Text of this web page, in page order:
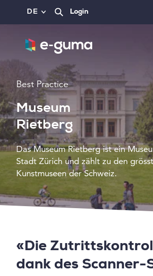
DE Login
Best Practice
Museum
Rietberg
Das Museum Rietberg ist ein
Stadt Zürich und zählt zu den
Kunstmuseen der Schweiz.
«Die
dank des Scanner-